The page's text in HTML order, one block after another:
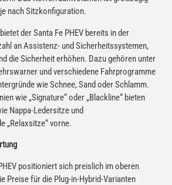
nach Sitzkonfiguration.
der Santa Fe PHEV bereits in der
an Assistenz- und Sicherheitssystemen,
die Sicherheit erhöhen. Dazu gehören unter
und verschiedene Fahrprogramme
wie Schnee, Sand oder Schlamm.
wie „Signature“ oder „Blackline“ bieten
Nappa-Ledersitze und
„Relaxsitze“ vorne.
positioniert sich preislich im oberen
Preise für die Plug-in-Hybrid-Varianten